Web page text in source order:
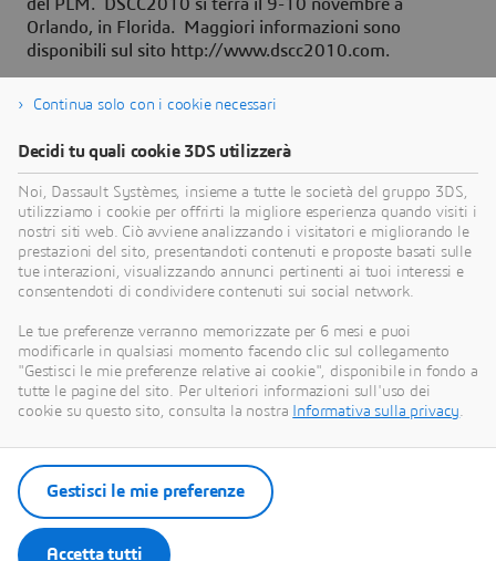
del PLM. DSCC2010 si terrà il 9-10 novembre a
Orlando, in Florida. Maggiori informazioni sono
disponibili sul sito http://www.dscc2010.com.
Informazioni su Dassault Systèmes
Dassault Systèmes è un catalizzatore del
progresso umano. Dal 1981, l'azienda è pioniera
nella creazione di mondi virtuali per migliorare la
vita reale di consumatori, pazienti e cittadini.
gemelli virtuali basati sulla scienza e alimentati
dall'intelligenza artificiale aiutano 390.000 clienti
di ogni dimensione e in tutti i settori a collaborare,
generano un impatto significativo. Per ulteriori
informazioni, visitare:
Continua solo con i cookie necessari
Decidi tu quali cookie 3DS utilizzerà
Noi, Dassault Systèmes, insieme a tutte le società del gruppo 3DS,
utilizziamo i cookie per offrirti la migliore esperienza quando visiti i
nostri siti web. Ciò avviene analizzando i visitatori e migliorando le
prestazioni del sito, presentandoti contenuti e proposte basati sulle
tue interazioni, visualizzando annunci pertinenti ai tuoi interessi e
consentendoti di condividere contenuti sui social network.
Le tue preferenze verranno memorizzate per 6 mesi e puoi
modificarle in qualsiasi momento facendo clic sul collegamento
"Gestisci le mie preferenze relative ai cookie", disponibile in fondo a
tutte le pagine del sito. Per ulteriori informazioni sull'uso dei
cookie su questo sito, consulta la nostra
Informativa sulla privacy.
Accetta tutti
Gestisci le mie preferenze